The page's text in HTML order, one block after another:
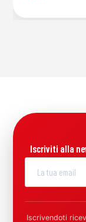
Iscriviti alla
Iscrivendoti